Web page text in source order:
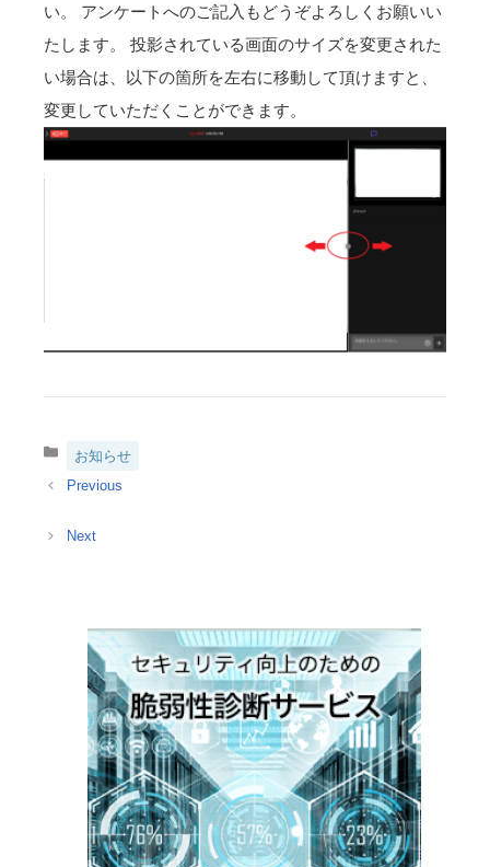
い。 アンケートへのご記入もどうぞよろしくお願いい
たします。 投影されている画面のサイズを変更された
い場合は、以下の箇所を左右に移動して頂けますと、
変更していただくことができます。
カ
ゴ
ー
お知らせ